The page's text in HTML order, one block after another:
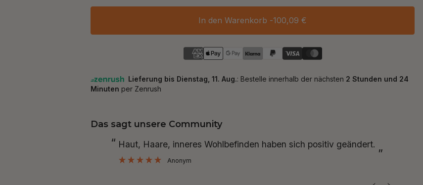
In den Warenkorb -100,09 €
Das sagt unsere Community
“
Der Preis ist es definitiv wert. Keine Beschwerden mehr.
"Fabienne"